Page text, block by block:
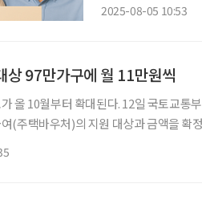
2025-08-05 10:53
상 97만가구에 월 11만원씩
통부는 주거급여법 시행령과 시행규칙 제정안을 통해 오는 10월부터 전면
)의 지원 대상과 금액을 확정할 예정이다. 정부는 주거급여 지급대상을